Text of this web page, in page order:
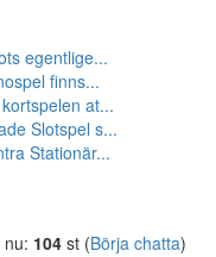
egentlige...
finns...
at...
Slotspel s...
Stationär...
nu: 104 st (Börja chatta)